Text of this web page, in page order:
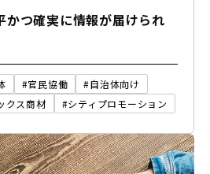
かつ確実に情報が届けられ
#官民協働
#自治体向け
クス商材 #シティプロモーション